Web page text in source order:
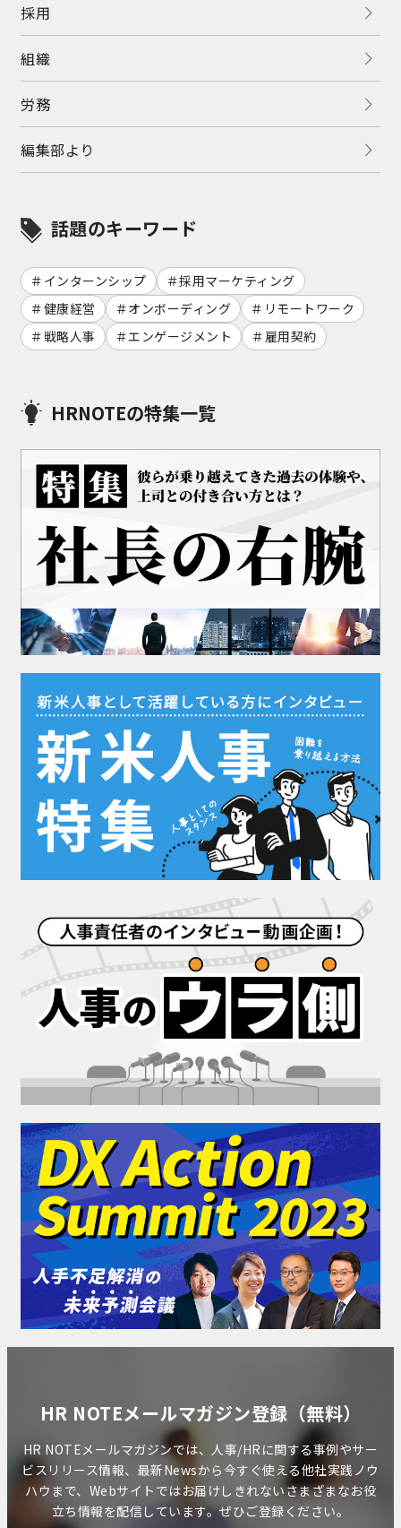
採用
組織
労務
編集部より
話題のキーワード
インターンシップ
採用マーケティング
健康経営
オンボーディング
リモートワーク
戦略人事
エンゲージメント 雇用契約
HRNOTEの特集一覧
HR NOTEメールマガジン登録（無料）
HR NOTEメールマガジンでは、人事/HRに関する事例やサー
ビスリリース情報、最新Newsから今すぐ使える他社実践ノウ
ハウまで、Webサイトではお届けしきれないさまざまなお役
立ち情報を配信しています。ぜひご登録ください。